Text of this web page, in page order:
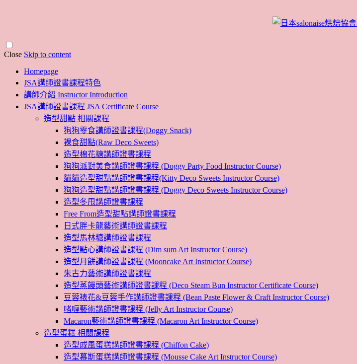
Close Skip to content
Homepage
JSA講師證書課程特色
講師介紹 Instructor Introduction
JSA講師證書課程 JSA Certificate Course
造型甜點 相關課程
狗狗零食講師證書課程(Doggy Snack)
裸食甜點(Raw Deco Sweets)
造型棉花糖講師證書課程
狗狗派對美食講師證書課程 (Doggy Party Food Instructor Course)
貓貓造型甜點講師證書課程(Kitty Deco Sweets Instructor Course)
狗狗造型甜點講師證書課程 (Doggy Deco Sweets Instructor Course)
造型冬甩講師證書課程
Free From造型甜點講師證書課程
日式胖卡龍藝術講師證書課程
造型馬林糖講師證書課程
造型點心講師證書課程 (Dim sum Art Instructor Course)
造型月餅講師證書課程 (Mooncake Art Instructor Course)
朱古力藝術講師證書課程
造型蒸饅頭藝術講師證書課程 (Deco Steam Bun Instructor Certificate Course)
豆蓉裱花&豆蓉手作講師證書課程 (Bean Paste Flower & Craft Instructor Course)
啫喱藝術講師證書課程 (Jelly Art Instructor Course)
Macaron藝術講師證書課程 (Macaron Art Instructor Course)
造型蛋糕 相關課程
造型戚風蛋糕講師證書課程 (Chiffon Cake)
造型慕斯蛋糕講師證書課程 (Mousse Cake Art Instructor Course)